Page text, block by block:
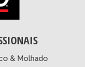
& Molhado